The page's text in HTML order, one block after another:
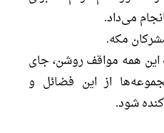
می‌داد.
مکه.
این همه مواقف روشن، جای
از این فضائل و
شود.